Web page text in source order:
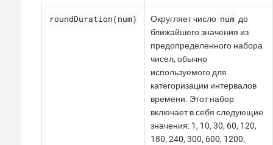
roundDuration(num) Округляет число num до
ближайшего значения из
предопределенного набора
чисел, обычно
используемого для
категоризации интервалов
времени. Этот набор
включает в себя следующие
значения: 1, 10, 30, 60, 120,
180, 240, 300, 600, 1200,